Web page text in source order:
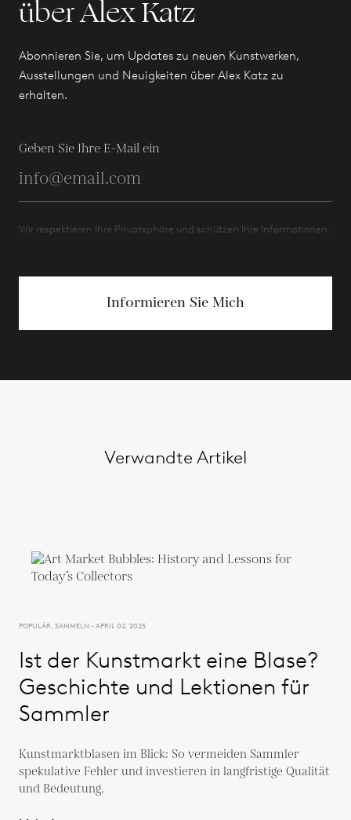
über Alex Katz
Abonnieren Sie, um Updates zu neuen Kunstwerken,
Ausstellungen und Neuigkeiten über Alex Katz zu
erhalten.
Geben Sie Ihre E-Mail ein
Wir respektieren Ihre Privatsphäre und schützen Ihre Informationen.
Informieren Sie Mich
Verwandte Artikel
POPULÄR, SAMMELN - APRIL 02, 2025
Ist der Kunstmarkt eine Blase?
Geschichte und Lektionen für
Sammler
Kunstmarktblasen im Blick: So vermeiden Sammler
spekulative Fehler und investieren in langfristige Qualität
und Bedeutung.